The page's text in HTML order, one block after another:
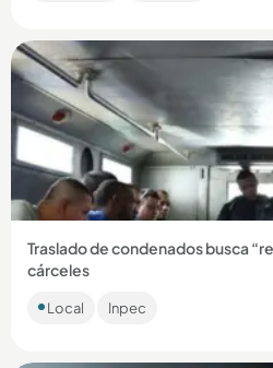
Compartir
Traslado de condenados busca
cárceles
Además de alias Douglas y
fotos de la salida de alias Tom y
Local Inpec